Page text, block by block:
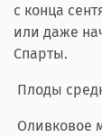
с конца
или даже
Спарты.
Плоды
Оливковое